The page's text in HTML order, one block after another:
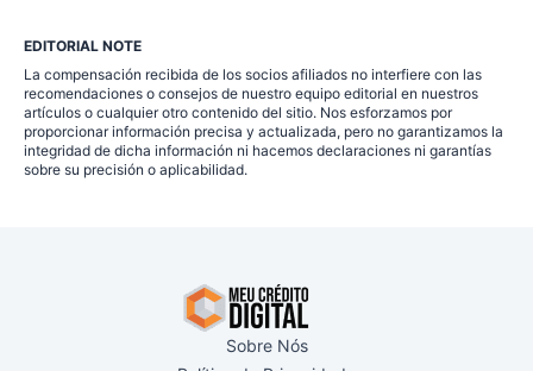
EDITORIAL NOTE
La compensación recibida de los socios afiliados no interfiere con las
recomendaciones o consejos de nuestro equipo editorial en nuestros
artículos o cualquier otro contenido del sitio. Nos esforzamos por
proporcionar información precisa y actualizada, pero no garantizamos la
integridad de dicha información ni hacemos declaraciones ni garantías
sobre su precisión o aplicabilidad.
Sobre Nós